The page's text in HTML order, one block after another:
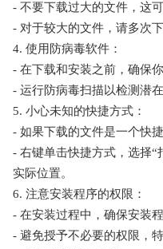
- 不要下载过大的文件，这
- 对于较大的文件，请多次
4. 使用防病毒软件：
- 在下载和安装之前，确保
- 运行防病毒扫描以检测潜
5. 小心未知的快捷方式：
- 如果下载的文件是一个快
- 右键单击快捷方式，选择“
实际位置。
6. 注意安装程序的权限：
- 在安装过程中，确保安装
- 避免授予不必要的权限，